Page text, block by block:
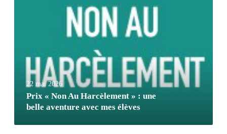
22 mai 2026
Prix « Non Au Harcèlement » : une
belle aventure avec mes élèves